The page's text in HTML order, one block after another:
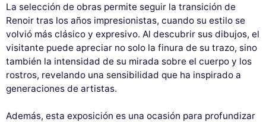
La selección de obras permite seguir la transición de
Renoir tras los años impresionistas, cuando su estilo se
volvió más clásico y expresivo. Al descubrir sus dibujos, el
visitante puede apreciar no solo la finura de su trazo, sino
también la intensidad de su mirada sobre el cuerpo y los
rostros, revelando una sensibilidad que ha inspirado a
generaciones de artistas.
Además, esta exposición es una ocasión para profundizar